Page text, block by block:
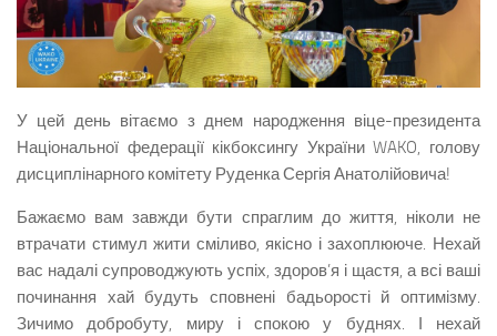
У цей день вітаємо з днем народження віце-президента
Національної федерації кікбоксингу України WAKO, голову
дисциплінарного комітету Руденка Сергія Анатолійовича!
Бажаємо вам завжди бути спраглим до життя, ніколи не
втрачати стимул жити сміливо, якісно і захоплююче. Нехай
вас надалі супроводжують успіх, здоров’я і щастя, а всі ваші
починання хай будуть сповнені бадьорості й оптимізму.
Зичимо добробуту, миру і спокою у буднях. І нехай